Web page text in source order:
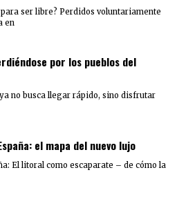
ser libre? Perdidos voluntariamente
en
por los pueblos del
no busca llegar rápido, sino disfrutar
el mapa del nuevo lujo
El litoral como escaparate – de cómo la